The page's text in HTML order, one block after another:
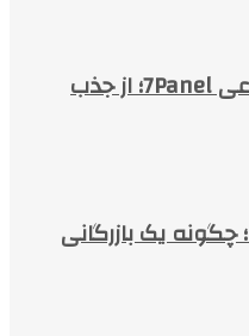
خدمات شبکه‌های اجتماعی 7Panel؛ از جذب
آراد برندینگ در سال ۱۴۰۴؛ چگونه یک بازرگانی